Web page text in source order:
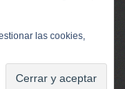
las cookies,